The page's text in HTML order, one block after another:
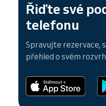
Řiďte své
telefonu
Spravujte rezervace,
přehled o svém